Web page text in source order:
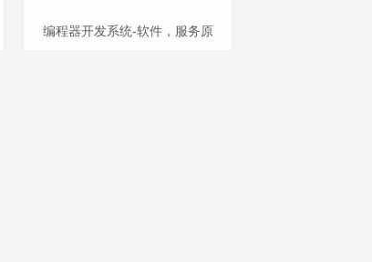
编程器开发系统-软件，服务原